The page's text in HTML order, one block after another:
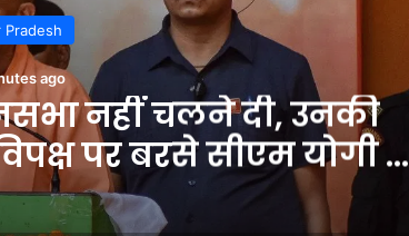
Pradesh
ago
नहीं चलने दी, उनकी
पर बरसे सीएम योगी –